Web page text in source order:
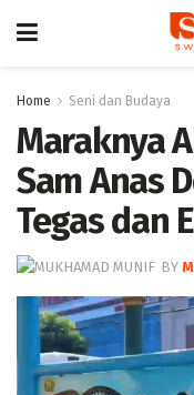
Home Seni dan Budaya
Maraknya
Sam Anas
Tegas dan
BY